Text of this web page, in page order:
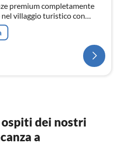
premium completamente
villaggio turistico con
sauna.
dei nostri
a